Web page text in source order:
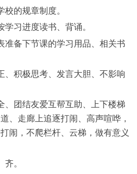
的规章制度。
习进度读书、背诵。
准备下节课的学习用品、相关书
、积极思考、发言大胆、不影响
、团结友爱互帮互助、上下楼梯
、走廊上追逐打闹、高声喧哗，
闹，不爬栏杆、云梯，做有意义
。